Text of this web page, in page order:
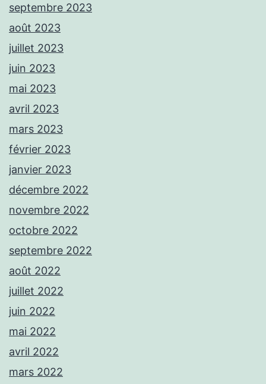
septembre 2023
août 2023
juillet 2023
juin 2023
mai 2023
avril 2023
mars 2023
février 2023
janvier 2023
décembre 2022
novembre 2022
octobre 2022
septembre 2022
août 2022
juillet 2022
juin 2022
mai 2022
avril 2022
mars 2022